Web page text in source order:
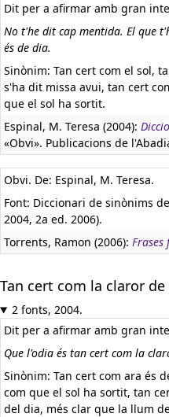
Dit per a afirmar amb gran
No t'he dit cap mentida. El que
és de dia.
Sinònim: Tan cert com el sol,
s'ha dit missa avui, tan cert
que el sol ha sortit.
Espinal, M. Teresa (2004):
«Obvi». Publicacions de
Obvi. De: Espinal, M. Teresa.
Font: Diccionari de sinònims
2004, 2a ed. 2006).
Torrents, Ramon (2006): Frases
Tan cert com la claror de
2 fonts, 2004.
Dit per a afirmar amb gran
Que l'odia és tan cert com la
Sinònim: Tan cert com ara és
com que el sol ha sortit, tan
del dia, més clar que la llum